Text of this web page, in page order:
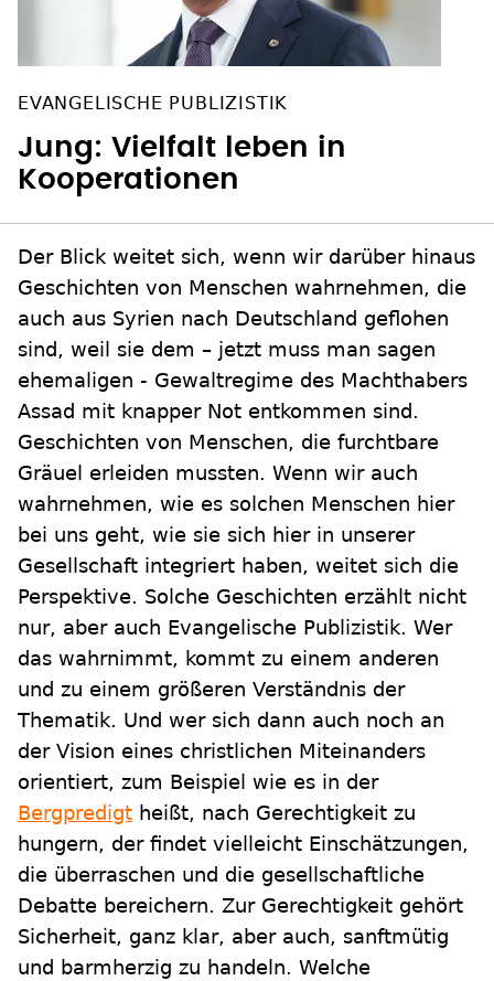
EVANGELISCHE PUBLIZISTIK
Jung: Vielfalt leben in
Kooperationen
Der Blick weitet sich, wenn wir darüber hinaus
Geschichten von Menschen wahrnehmen, die
auch aus Syrien nach Deutschland geflohen
sind, weil sie dem – jetzt muss man sagen
ehemaligen - Gewaltregime des Machthabers
Assad mit knapper Not entkommen sind.
Geschichten von Menschen, die furchtbare
Gräuel erleiden mussten. Wenn wir auch
wahrnehmen, wie es solchen Menschen hier
bei uns geht, wie sie sich hier in unserer
Gesellschaft integriert haben, weitet sich die
Perspektive. Solche Geschichten erzählt nicht
nur, aber auch Evangelische Publizistik. Wer
das wahrnimmt, kommt zu einem anderen
und zu einem größeren Verständnis der
Thematik. Und wer sich dann auch noch an
der Vision eines christlichen Miteinanders
orientiert, zum Beispiel wie es in der
Bergpredigt heißt, nach Gerechtigkeit zu
hungern, der findet vielleicht Einschätzungen,
die überraschen und die gesellschaftliche
Debatte bereichern. Zur Gerechtigkeit gehört
Sicherheit, ganz klar, aber auch, sanftmütig
und barmherzig zu handeln. Welche